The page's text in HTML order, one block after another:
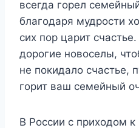
всегда горел
благодаря мудрости
сих пор царит
дорогие новоселы,
не покидало счастье,
горит ваш семейный
В России с приходом к